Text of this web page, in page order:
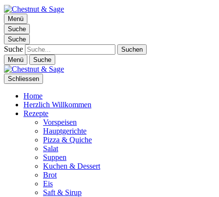
Chestnut & Sage
Foodblog | essen. trinken. genießen.
Menü
Suche
Suche
Suche
Menü Suche
Schliessen
Home
Herzlich Willkommen
Rezepte
Vorspeisen
Hauptgerichte
Pizza & Quiche
Salat
Suppen
Kuchen & Dessert
Brot
Eis
Saft & Sirup